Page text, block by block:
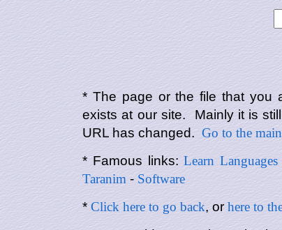
* The page or the file that you
exists at our site. Mainly it is
URL has changed. Go to the
* Famous links:Learn Languages
Taranim - Software
* Click here to go back, or here to